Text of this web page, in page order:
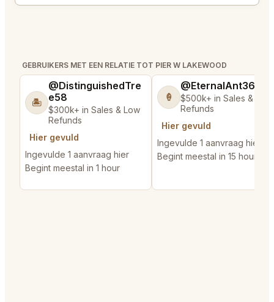
GEBRUIKERS MET EEN RELATIE TOT PIER W LAKEWOOD
🏝️
@DistinguishedTre
e58
$300k+ in Sales & Low
Refunds
Hier gevuld
Ingevulde 1 aanvraag hier
Begint meestal in 1 hour
🍦
@EternalAnt36
$500k+ in Sales & Low
Refunds
Hier gevuld
Ingevulde 1 aanvraag hier
Begint meestal in 15 hours